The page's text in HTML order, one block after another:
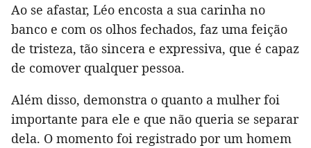
Ao se afastar, Léo encosta a sua carinha no
banco e com os olhos fechados, faz uma feição
de tristeza, tão sincera e expressiva, que é capaz
de comover qualquer pessoa.
Além disso, demonstra o quanto a mulher foi
importante para ele e que não queria se separar
dela. O momento foi registrado por um homem